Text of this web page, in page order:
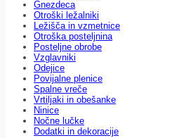
Gnezdeca
Otroški ležalniki
Ležišča in vzmetnice
Otroška posteljnina
Posteljne obrobe
Vzglavniki
Odejice
Povijalne plenice
Spalne vreče
Vrtiljaki in obešanke
Ninice
Nočne lučke
Dodatki in dekoracije